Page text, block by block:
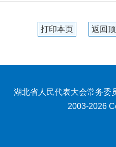
打印本页 返回
湖北省人民代表大会常务委
2003-2026